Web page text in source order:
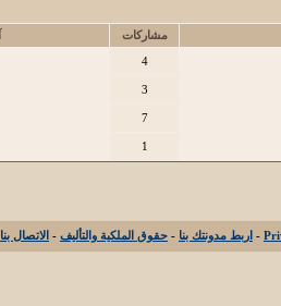
مشاركات
4
3
7
1
- اربط مدونتك بنا - حقوق الملكية والتأليف - الاتصال بنا